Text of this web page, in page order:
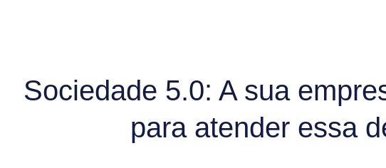
Sociedade 5.0: A sua
para atender essa